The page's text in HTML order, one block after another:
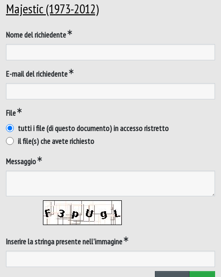
Majestic (1973-2012)
Nome del richiedente
E-mail del richiedente
File
tutti i file (di questo documento) in accesso ristretto
il file(s) che avete richiesto
Messaggio
Inserire la stringa presente nell'immagine